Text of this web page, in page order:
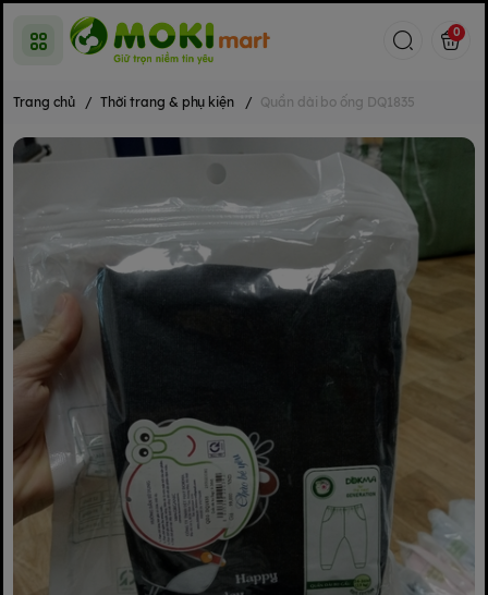
0
Trang chủ / Thời trang & phụ kiện / Quần dài bo ống DQ1835